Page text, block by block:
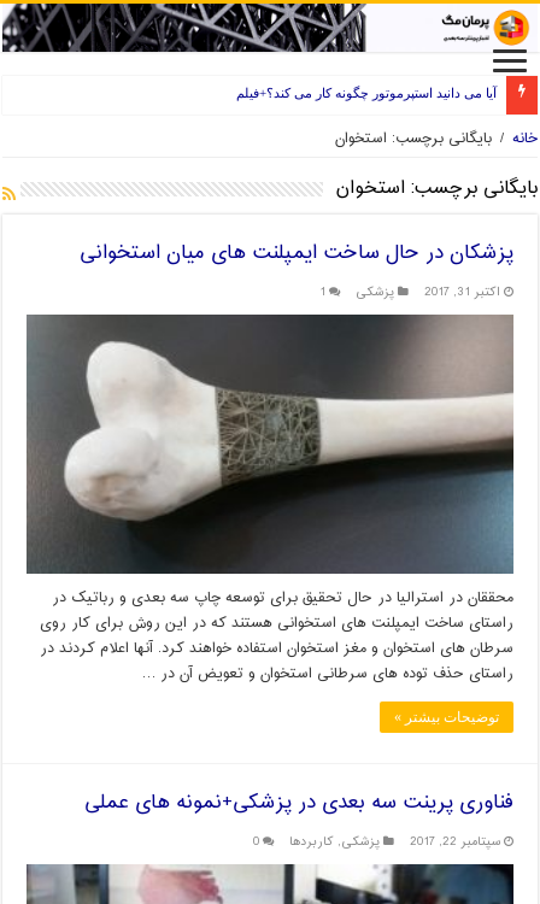
آیا می دانید استپرموتور چگونه کار می کند؟+فیلم
راه های انتخاب فیلامنت خوب برای پرینتر سه بعدی
خانه / بایگانی برچسب: استخوان
بایگانی برچسب: استخوان
پزشکان در حال ساخت ایمپلنت های میان استخوانی
اکتبر 31, 2017 پزشکی 1
محققان در استرالیا در حال تحقیق برای توسعه چاپ سه بعدی و رباتیک در
راستای ساخت ایمپلنت های استخوانی هستند که در این روش برای کار روی
سرطان های استخوان و مغز استخوان استفاده خواهند کرد. آنها اعلام کردند در
راستای حذف توده های سرطانی استخوان و تعویض آن در …
توضیحات بیشتر »
فناوری پرینت سه بعدی در پزشکی+نمونه های عملی
سپتامبر 22, 2017 پزشکی, کاربردها 0